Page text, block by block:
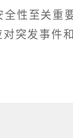
全性至关重
突发事件